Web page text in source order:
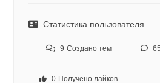
Статистика пользователя
9 Создано тем 65
0 Получено лайков